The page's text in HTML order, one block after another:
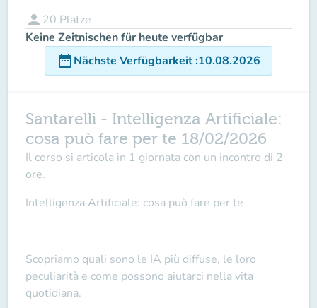
person 20 Plätze
Keine Zeitnischen für heute verfügbar
date_rangeNächste Verfügbarkeit:10.08.2026
Santarelli - Intelligenza Artificiale:
cosa può fare per te 18/02/2026
Il corso si articola in 1 giornata con un incontro di 2
ore.
Intelligenza Artificiale: cosa può fare per te
Scopriamo quali sono le IA più diffuse, le loro
peculiarità e come possono aiutarci nella vita
quotidiana.